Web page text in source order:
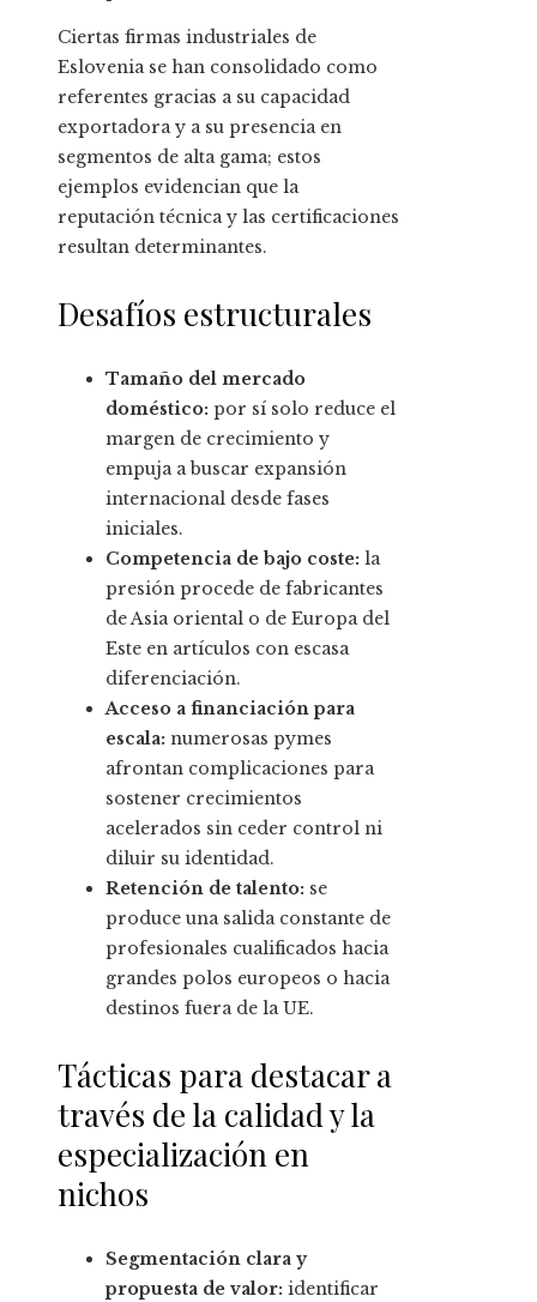
Ciertas firmas industriales de
Eslovenia se han consolidado como
referentes gracias a su capacidad
exportadora y a su presencia en
segmentos de alta gama; estos
ejemplos evidencian que la
reputación técnica y las certificaciones
resultan determinantes.
Desafíos estructurales
Tamaño del mercado
doméstico: por sí solo reduce el
margen de crecimiento y
empuja a buscar expansión
internacional desde fases
iniciales.
Competencia de bajo coste: la
presión procede de fabricantes
de Asia oriental o de Europa del
Este en artículos con escasa
diferenciación.
Acceso a financiación para
escala: numerosas pymes
afrontan complicaciones para
sostener crecimientos
acelerados sin ceder control ni
diluir su identidad.
Retención de talento: se
produce una salida constante de
profesionales cualificados hacia
grandes polos europeos o hacia
destinos fuera de la UE.
Tácticas para destacar a
través de la calidad y la
especialización en
nichos
Segmentación clara y
propuesta de valor: identificar